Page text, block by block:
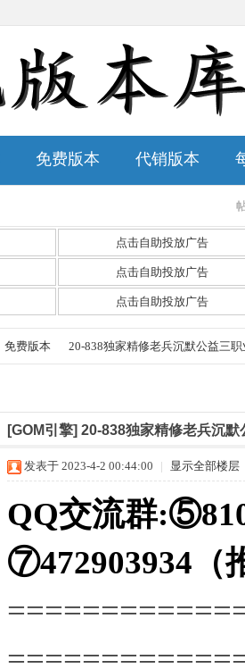
免费版本 代销版本
点击自助投放广告
点击自助投放广告
点击自助投放广告
免费版本
›
20-838独家精修老兵沉默公益三
[GOM引擎] 20-838独家精修老兵沉
发表于 2023-4-2 00:44:00 | 显示全部楼层
QQ交流群
⑦472903934（